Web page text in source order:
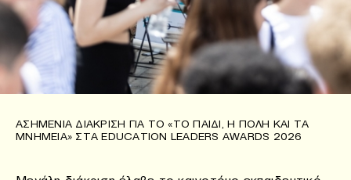
ΑΣΗΜΈΝΙΑ ΔΙΆΚΡΙΣΗ ΓΙΑ ΤΟ «ΤΟ ΠΑΙΔΊ, Η ΠΌΛΗ ΚΑΙ ΤΑ
ΜΝΗΜΕΊΑ» ΣΤΑ EDUCATION LEADERS AWARDS 2026